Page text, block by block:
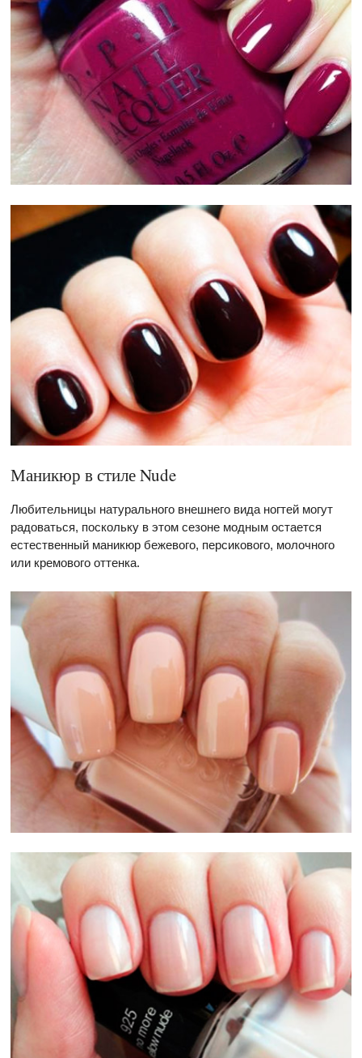
Маникюр в стиле Nude
Любительницы натурального внешнего вида ногтей могут
радоваться, поскольку в этом сезоне модным остается
естественный маникюр бежевого, персикового, молочного
или кремового оттенка.